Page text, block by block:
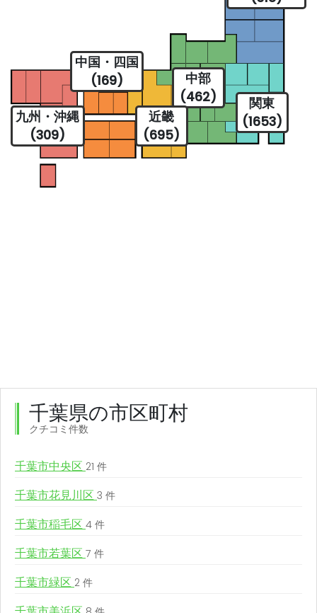
関東
(1653)
中部
(462)
近畿
(695)
中国・四国
(169)
九州・沖縄
(309)
千葉県の市区町村
クチコミ件数
千葉市中央区 21 件
千葉市花見川区 3 件
千葉市稲毛区 4 件
千葉市若葉区 7 件
千葉市緑区 2 件